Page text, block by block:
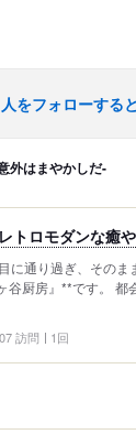
をフォローする
外はまやかしだ-
トロモダンな癒
に通り過ぎ、そのま
谷厨房』**です。 都
訪問 1回